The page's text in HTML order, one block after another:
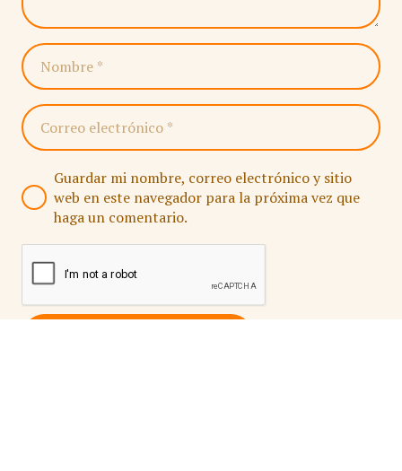
Guardar mi nombre, correo electrónico y sitio
web en este navegador para la próxima vez que
haga un comentario.